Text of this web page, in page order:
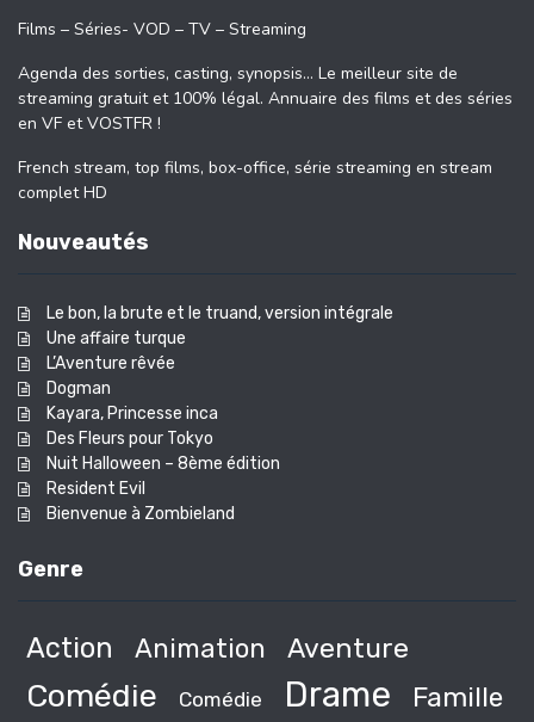
Films – Séries- VOD – TV – Streaming
Agenda des sorties, casting, synopsis… Le meilleur site de
streaming gratuit et 100% légal. Annuaire des films et des séries
en VF et VOSTFR !
French stream, top films, box-office, série streaming en stream
complet HD
Nouveautés
Le bon, la brute et le truand, version intégrale
Une affaire turque
L’Aventure rêvée
Dogman
Kayara, Princesse inca
Des Fleurs pour Tokyo
Nuit Halloween – 8ème édition
Resident Evil
Bienvenue à Zombieland
Genre
Action Animation Aventure
Comédie Comédie Drame Famille